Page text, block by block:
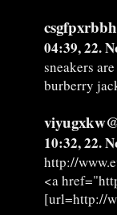
04:39, 22.
sneakers
burberry
10:32, 22.
http://
<a
[url=http://